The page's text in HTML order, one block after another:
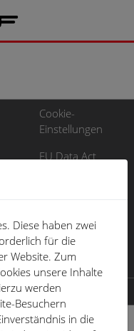
Cookie-
Einstellungen
EU Data Act
Öffnungszeiten
Karriere
© 2026 der neue HOFF
Diese haben zwei
für die
Website. Zum
unsere Inhalte
werden
Besuchern
in die